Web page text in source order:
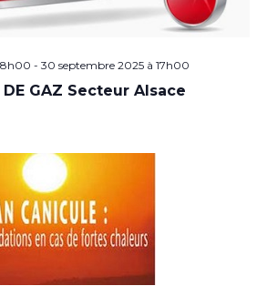
8h00 - 30 septembre 2025 à 17h00
DE GAZ Secteur Alsace